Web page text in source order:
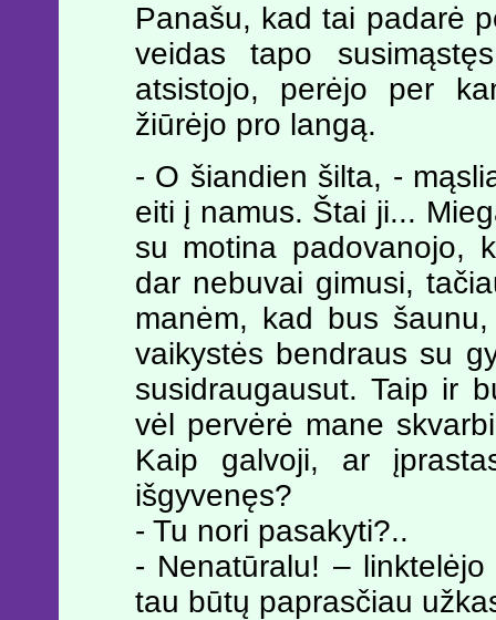
Panašu, kad tai padarė
veidas tapo
atsistojo, perėjo per
žiūrėjo pro langą.
- O šiandien šilta, -
eiti į namus. Štai ji...
su motina padovanojo,
dar nebuvai gimusi,
manėm, kad bus
vaikystės bendraus su
susidraugausut. Taip ir
vėl pervėrė mane
Kaip galvoji, ar
išgyvenęs?
- Tu nori pasakyti?..
- Nenatūralu! –
tau būtų paprasčiau